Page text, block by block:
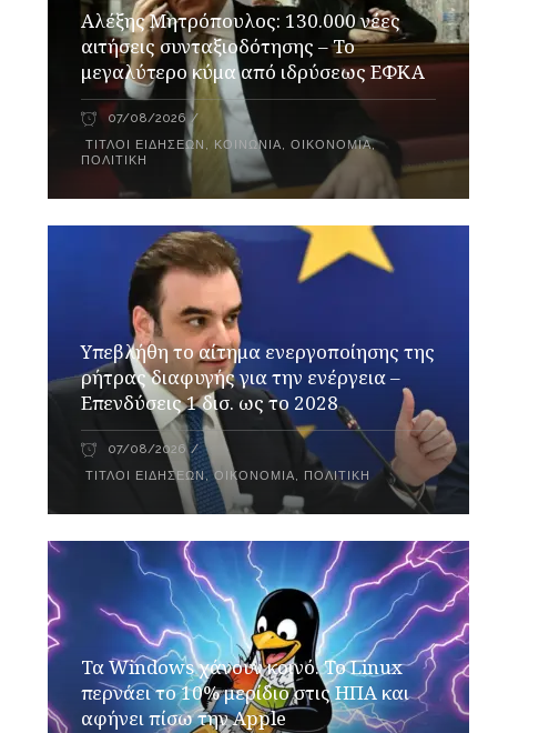
Αλέξης Μητρόπουλος: 130.000 νέες
αιτήσεις συνταξιοδότησης – Το
μεγαλύτερο κύμα από ιδρύσεως ΕΦΚΑ
07/08/2026
ΤΊΤΛΟΙ ΕΙΔΉΣΕΩΝ , ΚΟΙΝΩΝΊΑ,ΟΙΚΟΝΟΜΊΑ,
ΠΟΛΙΤΙΚΉ
Υπεβλήθη το αίτημα ενεργοποίησης της
ρήτρας διαφυγής για την ενέργεια –
Επενδύσεις 1 δισ. ως το 2028
07/08/2026
ΤΊΤΛΟΙ ΕΙΔΉΣΕΩΝ,ΟΙΚΟΝΟΜΊΑ, ΠΟΛΙΤΙΚΉ
Τα Windows χάνουν κοινό. Το Linux
περνάει το 10% μερίδιο στις ΗΠΑ και
αφήνει πίσω την Apple